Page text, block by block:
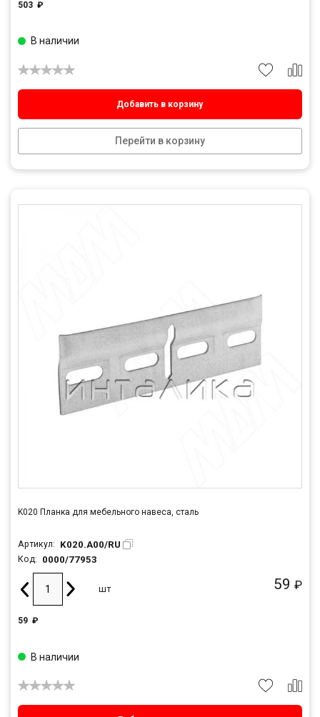
503 ₽
Добавить в корзину
Перейти в корзину
В наличии
K020 Планка для мебельного навеса, сталь
Артикул: K020.A00/RU
Код: 0000/77953
59 ₽
шт
59 ₽
В наличии